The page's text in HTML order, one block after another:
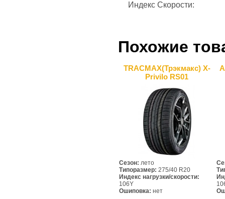
Индекс Скорости:
Похожие
TRACMAX(Трэкмакс) X-
Privilo RS01
Сезон: лето
Типоразмер: 275/40 R20
Индекс нагрузки/скорости:
106Y
Ошиповка: нет